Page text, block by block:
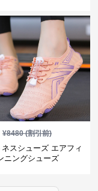
¥8480(割引前)
スシューズ エアフィ
ニングシューズ